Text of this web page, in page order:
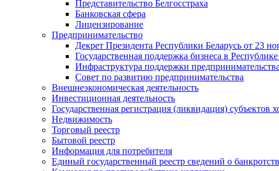
Представительство Белгосстраха
Банковская сфера
Лицензирование
Предпринимательство
Декрет Президента Республики Беларусь от 23
Государственная поддержка бизнеса в
Инфраструктура поддержки
Совет по развитию предпринимательства
Внешнеэкономическая деятельность
Инвестиционная деятельность
Государственная регистрация (ликвидация) субъектов
Недвижимость
Торговый реестр
Бытовой реестр
Информация для потребителя
Единый государственный реестр сведений о